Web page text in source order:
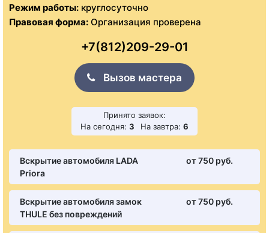
Режим работы: круглосуточно
Правовая форма: Организация проверена
+7(812)209-29-01
Вызов мастера
Принято заявок:
На сегодня: 3 На завтра: 6
Вскрытие автомобиля LADA
Priora
от 750 pуб.
Вскрытие автомобиля замок
THULE без повреждений
от 750 pуб.